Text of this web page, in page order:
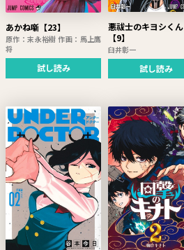
あかね噺【23】
原作：末永裕樹 作画：馬上鷹
将
試し読み
悪祓士のキヨシくん
【9】
臼井彰一
試し読み